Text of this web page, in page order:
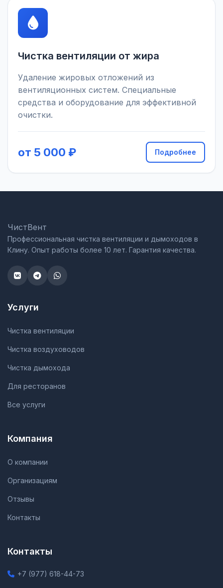
Чистка вентиляции от жира
Удаление жировых отложений из
вентиляционных систем. Специальные
средства и оборудование для эффективной
очистки.
от 5 000 ₽ Подробнее
ЧистВент
Профессиональная чистка вентиляции и дымоходов в
Клину. Опыт работы более 10 лет. Гарантия качества.
Услуги
Чистка вентиляции
Чистка воздуховодов
Чистка дымохода
Для ресторанов
Все услуги
Компания
О компании
Организациям
Отзывы
Контакты
Контакты
+7 (977) 618-44-73